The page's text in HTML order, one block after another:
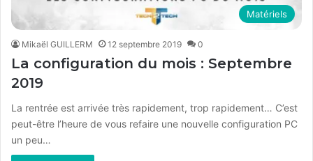
Matériels
Mikaël GUILLERM 12 septembre 2019 0
La configuration du mois : Septembre
2019
La rentrée est arrivée très rapidement, trop rapidement… C’est
peut-être l’heure de vous refaire une nouvelle configuration PC
un peu…